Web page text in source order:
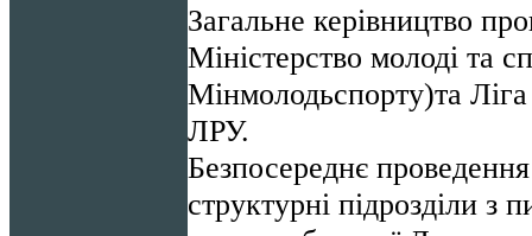
Загальне керівництво
Міністерство молоді та
Мінмолодьспорту)та Ліга
ЛРУ.
Безпосереднє
структурні підрозділи з